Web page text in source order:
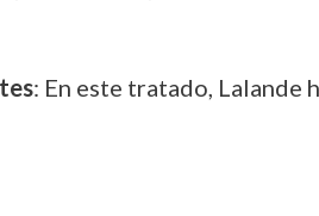
: En este tratado, Lalande